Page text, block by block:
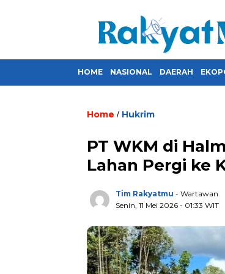
HOME NASIONAL DAERAH
Home / Hukrim
PT WKM di
Lahan Pergi ke
Tim Rakyatmu - Wartawan
Senin, 11 Mei 2026 - 01:33 WIT